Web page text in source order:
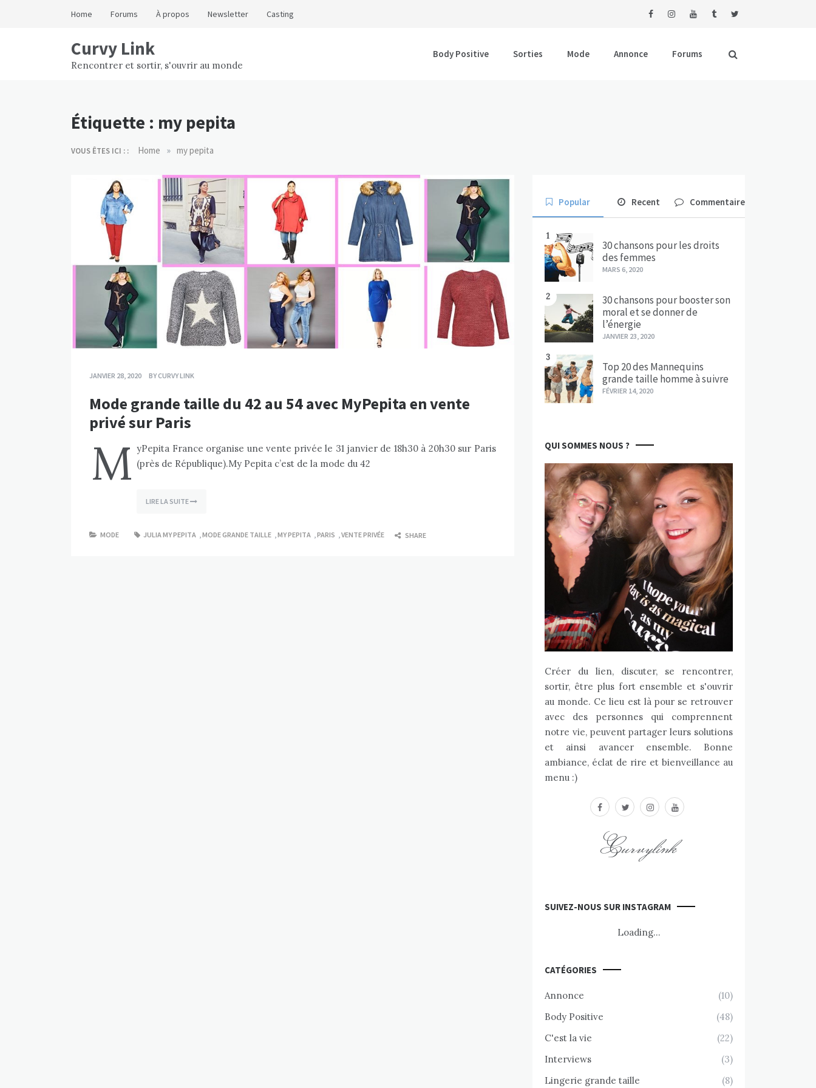
Home Forums À propos Newsletter Casting
Curvy Link
Rencontrer et sortir, s'ouvrir au monde
Body Positive Sorties Mode Annonce Forums
Étiquette : my pepita
VOUS ÊTES ICI : : Home » my pepita
JANVIER 28, 2020 BYCURVY LINK
Mode grande taille du 42 au 54 avec MyPepita en vente
privé sur Paris
M yPepita France organise une vente privée le 31 janvier de 18h30 à 20h30 sur Paris
(près de République).My Pepita c’est de la mode du 42
LIRE LA SUITE
MODE JULIA MY PEPITA MODE GRANDE TAILLE MY PEPITA PARIS VENTE PRIVÉE SHARE
Popular Recent Commentaire
1
30 chansons pour les droits
des femmes
MARS 6, 2020
2
30 chansons pour booster son
moral et se donner de
l’énergie
JANVIER 23, 2020
3
Top 20 des Mannequins
grande taille homme à suivre
FÉVRIER 14, 2020
QUI SOMMES NOUS ?
Créer du lien, discuter, se rencontrer,
sortir, être plus fort ensemble et s'ouvrir
au monde. Ce lieu est là pour se retrouver
avec des personnes qui comprennent
notre vie, peuvent partager leurs solutions
et ainsi avancer ensemble. Bonne
ambiance, éclat de rire et bienveillance au
menu :)
facebooktwitterinstagram
youtube
Curvylink
SUIVEZ-NOUS SUR INSTAGRAM
Loading...
CATÉGORIES
Annonce
(10)
Body Positive
(48)
C'est la vie
(22)
Interviews
(3)
Lingerie grande taille
(8)